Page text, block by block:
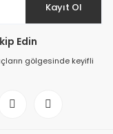
Kayıt Ol
Edin
gölgesinde keyifli